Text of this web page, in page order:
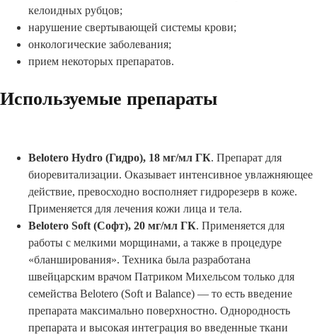
келоидных рубцов;
нарушение свертывающей системы крови;
онкологические заболевания;
прием некоторых препаратов.
Используемые препараты
Belotero Hydro (Гидро), 18 мг/мл ГК. Препарат для
биоревитализации. Оказывает интенсивное увлажняющее
действие, превосходно восполняет гидрорезерв в коже.
Применяется для лечения кожи лица и тела.
Belotero Soft (Софт), 20 мг/мл ГК. Применяется для
работы с мелкими морщинами, а также в процедуре
«бланширования». Техника была разработана
швейцарским врачом Патриком Михельсом только для
семейства Belotero (Soft и Balance) — то есть введение
препарата максимально поверхностно. Однородность
препарата и высокая интеграция во введенные ткани